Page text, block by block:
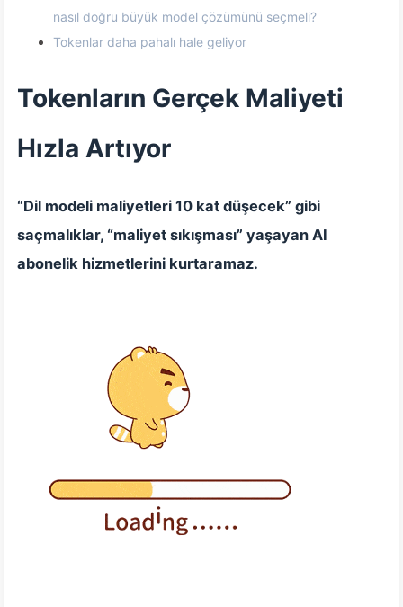
nasıl doğru büyük model çözümünü seçmeli?
Tokenlar daha pahalı hale geliyor
Tokenların Gerçek Maliyeti
Hızla Artıyor
“Dil modeli maliyetleri 10 kat düşecek” gibi
saçmalıklar, “maliyet sıkışması” yaşayan AI
abonelik hizmetlerini kurtaramaz.